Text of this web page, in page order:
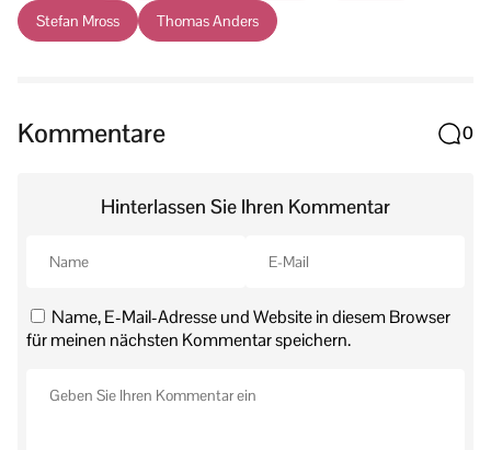
Stefan Mross Thomas Anders
Kommentare 0
Hinterlassen Sie Ihren Kommentar
Name, E-Mail-Adresse und Website in diesem Browser
für meinen nächsten Kommentar speichern.